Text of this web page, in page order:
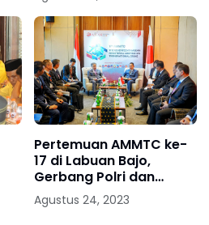
Penandatanganan MoU
Pertemuan AMMTC ke-
17 di Labuan Bajo,
Gerbang Polri dan
ASEAN Jaga Kawasan
dari Kejahatan
Agustus 24, 2023